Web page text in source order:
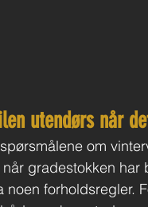
utendørs når
om
gradestokken
noen forholdsregler.